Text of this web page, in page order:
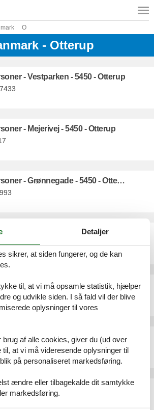
O
- Otterup
- Vestparken - 5450 - Otterup
- Mejerivej - 5450 - Otterup
Sommerhus - 7 personer - Grønnegade - 5450 - Otterup
- Krusesvej - 5450 - Otterup
Sommerhus - 6 personer - Sitkavænget - 5450 - Otterup
Sommerhus - 6 personer - Rypevænget - 5450 - Otterup
- Gersøvej - 5450 - Otterup
Detaljer
sikrer, at siden fungerer, og de kan
til, at vi må opsamle statistik, hjælper
og udvikle siden. I så fald vil der blive
oplysninger til vores
af alle cookies, giver du (ud over
at vi må videresende oplysninger til
på personaliseret markedsføring.
ændre eller tilbagekalde dit samtykke
markedsføring.